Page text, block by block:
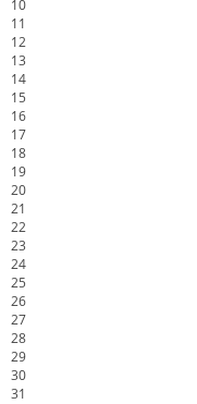
10
11
12
13
14
15
16
17
18
19
20
21
22
23
24
25
26
27
28
29
30
31